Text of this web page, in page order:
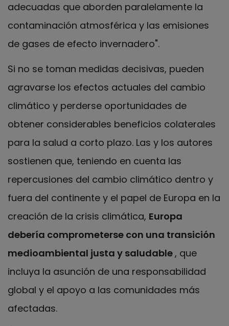
adecuadas que aborden paralelamente la
contaminación atmosférica y las emisiones
de gases de efecto invernadero".
Si no se toman medidas decisivas, pueden
agravarse los efectos actuales del cambio
climático y perderse oportunidades de
obtener considerables beneficios colaterales
para la salud a corto plazo. Las y los autores
sostienen que, teniendo en cuenta las
repercusiones del cambio climático dentro y
fuera del continente y el papel de Europa en la
creación de la crisis climática, Europa
debería comprometerse con una transición
medioambiental justa y saludable , que
incluya la asunción de una responsabilidad
global y el apoyo a las comunidades más
afectadas.